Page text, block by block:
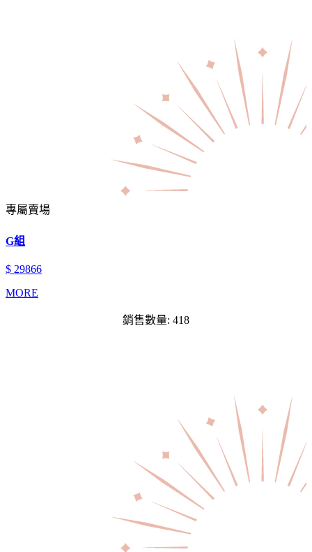
專屬賣場
G組
$ 29866
MORE
銷售數量: 418